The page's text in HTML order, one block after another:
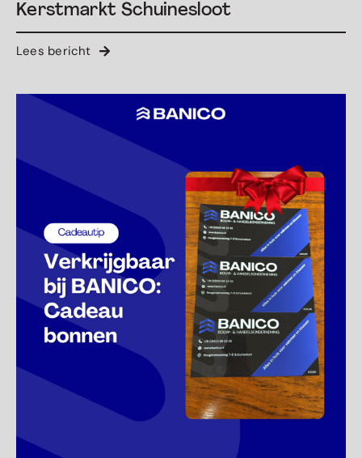
Kerstmarkt Schuinesloot
Lees bericht